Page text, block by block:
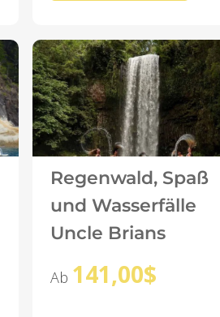
Regenwald, Spaß
und Wasserfälle
Uncle Brians
Ab 141,00$